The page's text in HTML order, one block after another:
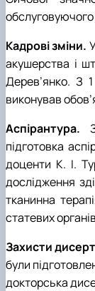
Кадрові зміни.
акушерства і
Дерев’янко. З
виконував
Аспірантура.
підготовка
доценти К. І.
дослідження
тканинна
статевих
Захисти
були
докторська